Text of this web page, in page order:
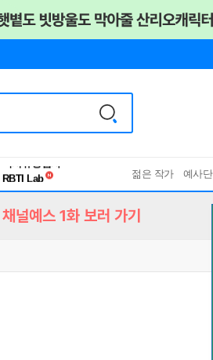
RBTI Lab
독서유형검사
젊은 작가 예사
채널예스 1화 보러 가기